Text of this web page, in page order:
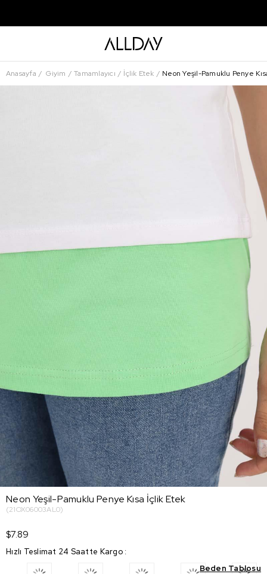
Anasayfa Giyim Tamamlayıcı İçlik Etek Neon Yeşil-Pamuklu Penye
Neon Yeşil-Pamuklu Penye Kısa İçlik Etek
(21OX06003AL0)
$7.89
Hızlı Teslimat 24 Saatte Kargo :
Beden Tablosu